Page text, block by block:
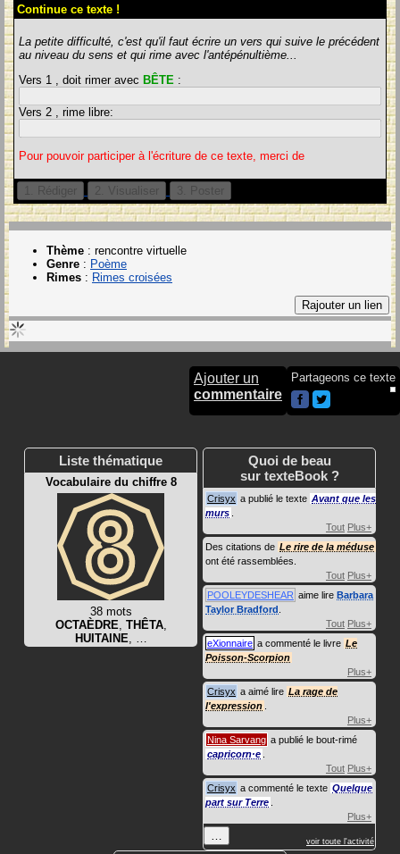
Continue ce texte !
La petite difficulté, c'est qu'il faut écrire un vers qui suive le précédent
au niveau du sens et qui rime avec l'antépénultième...
Vers 1 , doit rimer avec BÊTE :
Vers 2 , rime libre:
Pour pouvoir participer à l'écriture de ce texte, merci de
Thème : rencontre virtuelle
Genre : Poème
Rimes : Rimes croisées
Ajouter un
commentaire
Partageons ce texte
Liste thématique
Vocabulaire du chiffre 8
38 mots
OCTAÈDRE THÊTA,
HUITAINE
Quoi de beau
sur texteBook ?
Crisyx a publié le texte Avant que les
murs
Tout Plus+
Des citations de Le rire de la méduse
ont été rassemblées.
Tout Plus+
POOLEYDESHEAR aime lire Barbara
Taylor Bradford
Tout Plus+
eXionnaire a commenté le livre Le
Poisson-Scorpion
Plus+
Crisyx a aimé lire La rage de
l'expression
Plus+
Nina Sarvang a publié le bout-rimé
capricorn·e
Tout Plus+
Crisyx a commenté le texte Quelque
part sur Terre
Plus+
voir toute l'activité